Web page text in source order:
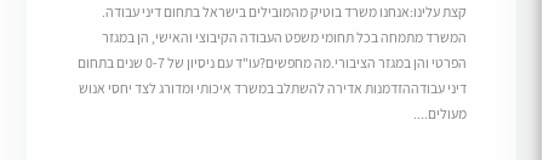
קצת עלינו:אנחנו משרד בוטיק מהמובילים בישראל בתחום דיני עבודה.
המשרד מתמחה בכל תחומי משפט העבודה הקיבוצי והאישי, הן במגזר
הפרטי והן במגזר הציבורי.מה מחפשים?עו"ד עם ניסיון של 0-7 שנים בתחום
דיני עבודההזדמנות אדירה להשתלב במשרד איכותי ומדורג לצד יחסי אנוש
מעולים....